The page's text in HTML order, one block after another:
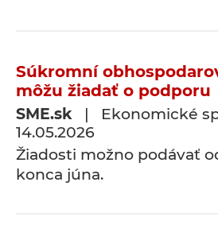
Súkromní
môžu žiadať o podporu
SME.sk | Ekonomické
14.05.2026
Žiadosti možno podávať
konca júna.